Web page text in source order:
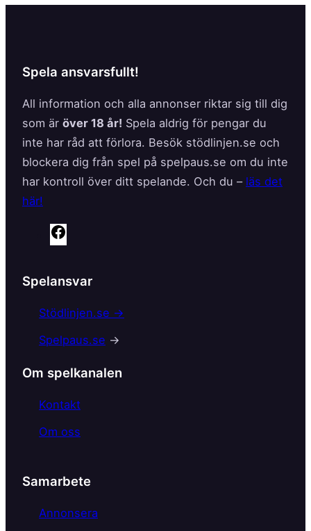
Spela ansvarsfullt!
All information och alla annonser riktar sig till dig
som är över 18 år! Spela aldrig för pengar du
inte har råd att förlora. Besök stödlinjen.se och
blockera dig från spel på spelpaus.se om du inte
har kontroll över ditt spelande. Och du – läs det
här!
e
b
o
k
Spelansvar
Stödlinjen.se →
Spelpaus.se →
Om spelkanalen
Kontakt
Om oss
Samarbete
Annonsera